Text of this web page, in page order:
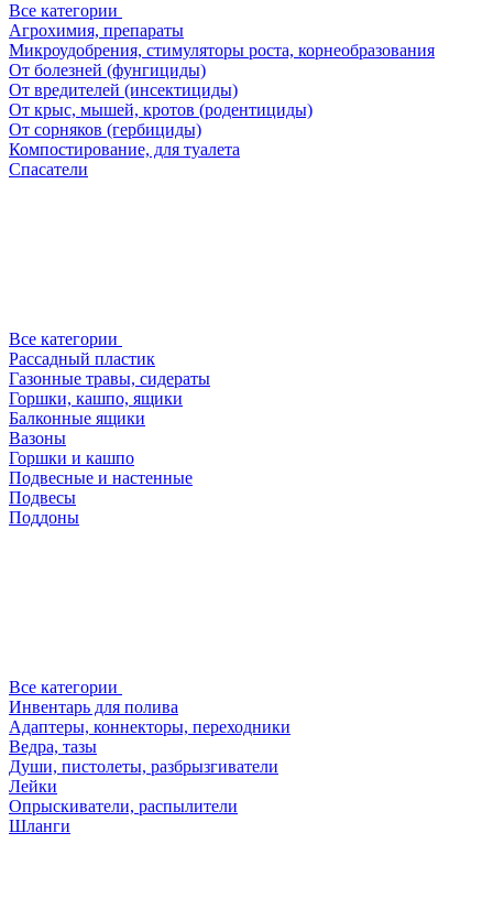
Все категории
Агрохимия, препараты
Микроудобрения, стимуляторы роста, корнеобразования
От болезней (фунгициды)
От вредителей (инсектициды)
От крыс, мышей, кротов (родентициды)
От сорняков (гербициды)
Компостирование, для туалета
Спасатели
Все категории
Рассадный пластик
Газонные травы, сидераты
Горшки, кашпо, ящики
Балконные ящики
Вазоны
Горшки и кашпо
Подвесные и настенные
Подвесы
Поддоны
Все категории
Инвентарь для полива
Адаптеры, коннекторы, переходники
Ведра, тазы
Души, пистолеты, разбрызгиватели
Лейки
Опрыскиватели, распылители
Шланги